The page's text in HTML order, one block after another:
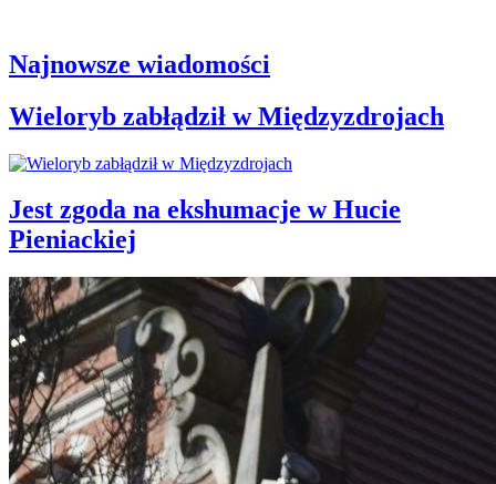
Najnowsze wiadomości
Wieloryb zabłądził w Międzyzdrojach
Jest zgoda na ekshumacje w Hucie
Pieniackiej